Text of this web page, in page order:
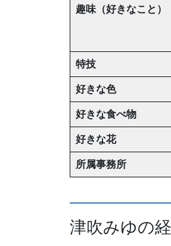
趣味（好きなこと）
特技
好きな色
好きな食べ物
好きな花
所属事務所
津吹みゆの